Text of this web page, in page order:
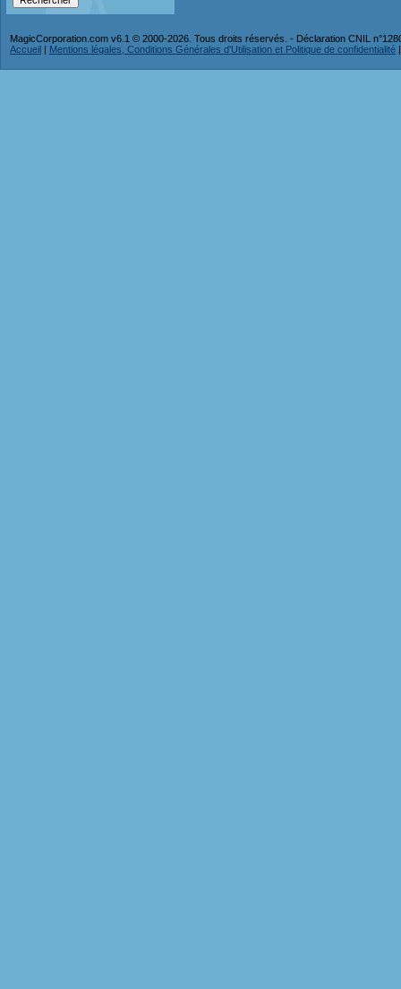
MagicCorporation.com v6.1 © 2000-2026. Tous droits réservés. - Déclaration CNIL
Accueil | Mentions légales, Conditions Générales d'Utilisation et Politique de confidentialité